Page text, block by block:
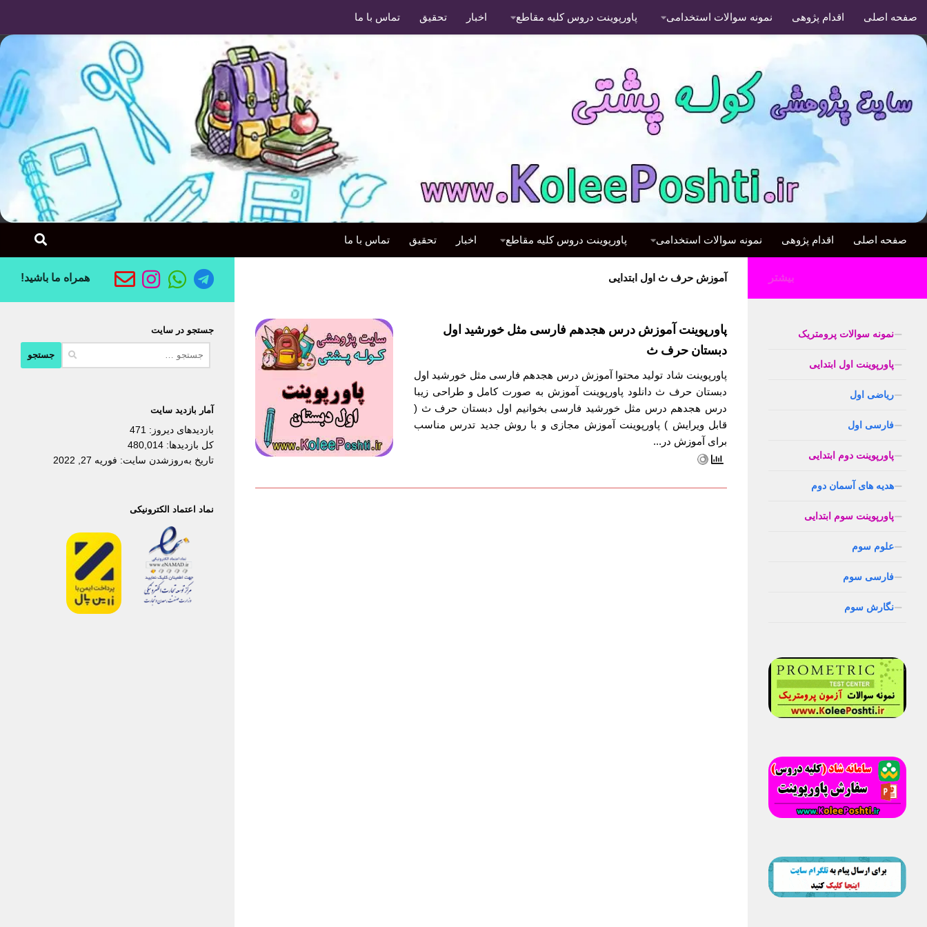
صفحه اصلی اقدام پژوهی نمونه سوالات استخدامی پاورپوینت دروس کلیه مقاطع اخبار تحقیق تماس با ما
صفحه اصلی اقدام پژوهی نمونه سوالات استخدامی پاورپوینت دروس کلیه مقاطع اخبار تحقیق تماس با ما
آموزش حرف ث اول ابتدایی
پاورپوینت آموزش درس هجدهم فارسی مثل خورشید اول
دبستان حرف ث
پاورپوینت شاد تولید محتوا آموزش درس هجدهم فارسی مثل خورشید اول
دبستان حرف ث دانلود پاورپوینت آموزش به صورت کامل و طراحی زیبا
درس هجدهم درس مثل خورشید فارسی بخوانیم اول دبستان حرف ث (
قابل ویرایش ) پاورپوینت آموزش مجازی و با روش جدید تدرس مناسب
برای آموزش در...
همراه ما باشید!
جستجو در سایت
آمار بازدید سایت
بازدیدهای دیروز: 471
کل بازدیدها: 480,014
تاریخ به‌روزشدن سایت: فوریه 27, 2022
نماد اعتماد الکترونیکی
بیشتر
نمونه سوالات پرومتریک
پاورپوینت اول ابتدایی
ریاضی اول
فارسی اول
پاورپوینت دوم ابتدایی
هدیه های آسمان دوم
پاورپوینت سوم ابتدایی
علوم سوم
فارسی سوم
نگارش سوم